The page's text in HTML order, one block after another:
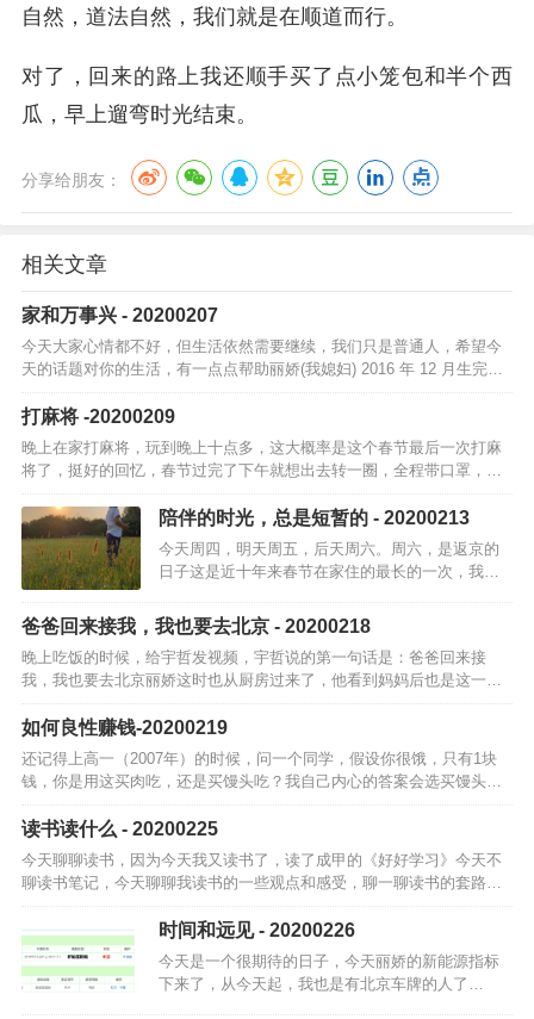
自然，道法自然，我们就是在顺道而行。
对了，回来的路上我还顺手买了点小笼包和半个西
瓜，早上遛弯时光结束。
分享给朋友：
相关文章
家和万事兴 - 20200207
今天大家心情都不好，但生活依然需要继续，我们只是普通人，希望今
天的话题对你的生活，有一点点帮助丽娇(我媳妇) 2016 年 12 月生完宇
哲(我大儿子)后，就一直没上班，在家做全职太太偶尔跟同事们聊天…
打麻将 -20200209
晚上在家打麻将，玩到晚上十点多，这大概率是这个春节最后一次打麻
将了，挺好的回忆，春节过完了下午就想出去转一圈，全程带口罩，也
不接触人，就只在马路上兜风，顺路去广府城转了一圈中午天气很暖
和，午饭是在院子… 陪伴的时光，总是短暂的 - 20200213
今天周四，明天周五，后天周六。周六，是返京的
日子这是近十年来春节在家住的最长的一次，我已
耍的地方，天气好时午饭直接院子吃一家人基本不
出门，各种做吃的，今天中…
爸爸回来接我，我也要去北京 - 20200218
晚上吃饭的时候，给宇哲发视频，宇哲说的第一句话是：爸爸回来接
我，我也要去北京丽娇这时也从厨房过来了，他看到妈妈后也是这一
句，妈妈回来接我，我要去北京丽娇安抚了一下，在家乖乖听话，过几
天妈妈回家接你。他…
如何良性赚钱-20200219
还记得上高一（2007年）的时候，问一个同学，假设你很饿，只有1块
钱，你是用这买肉吃，还是买馒头吃？我自己内心的答案会选买馒头，
我从小接受的观点是吃饱最重要他的答案是买肉，他的观点是，要学会
花钱，学会…
读书读什么 - 20200225
今天聊聊读书，因为今天我又读书了，读了成甲的《好好学习》今天不
聊读书笔记，今天聊聊我读书的一些观点和感受，聊一聊读书的套路就
说我自己，学历不高，没上过大学。也没有特别牛的大 V 朋友英语还一
点也不会，…
时间和远见 - 20200226
今天是一个很期待的日子，今天丽娇的新能源指标
下来了，从今天起，我也是有北京车牌的人了…